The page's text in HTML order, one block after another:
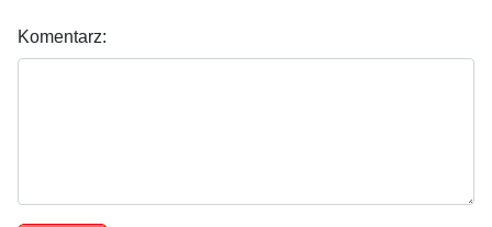
Komentarz: